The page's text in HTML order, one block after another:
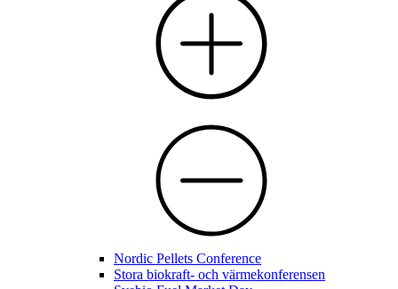
Nordic Pellets Conference
Stora biokraft- och värmekonferensen